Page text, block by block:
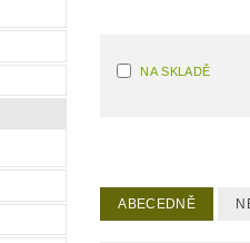
NA SKLADĚ
ABECEDNĚ